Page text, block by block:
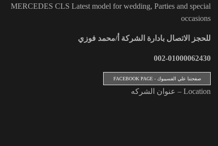
MERCEDES CLS Latest model for wedding, Parties and special
occasions
للحجز الاتصال بادارة الشركة أ/محمد فوزي
002-01000062430
صفحتنا علي الفسيبوك - FACEBOOK PAGE
Location – عنوان الشركه